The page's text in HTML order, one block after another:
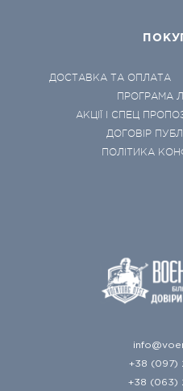
ДОСТАВКА ТА ОПЛАТА
ПРОГРАМА
АКЦІЇ І СПЕЦ
ДОГОВІР
ПОЛІТИКА
+38 (097)
+38 (063)